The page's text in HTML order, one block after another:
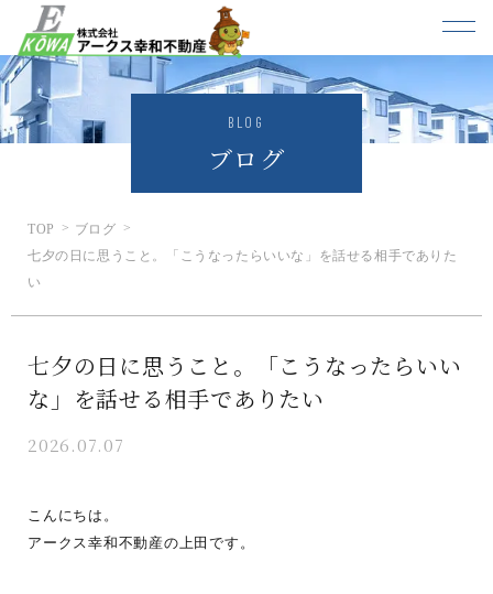
BLOG
ブログ
TOP
ブログ
七夕の日に思うこと。「こうなったらいいな」を話せる相手でありた
い
七夕の日に思うこと。「こうなったらいい
な」を話せる相手でありたい
2026.07.07
こんにちは。
アークス幸和不動産の上田です。